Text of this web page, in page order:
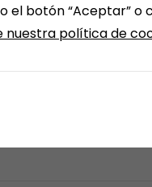
el botón “Aceptar”
nuestra política de